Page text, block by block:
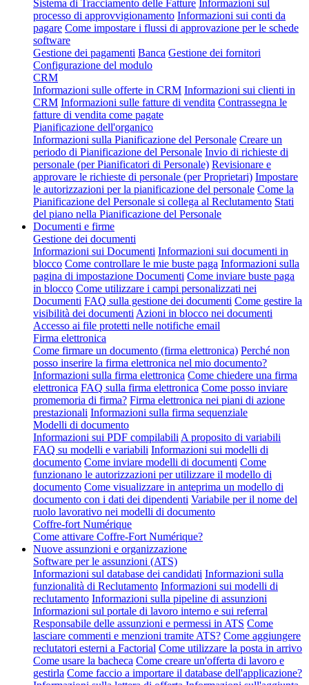
Sistema di Tracciamento delle Fatture Informazioni sul
processo di approvvigionamento Informazioni sui conti da
pagare Come impostare i flussi di approvazione per le schede
software
Gestione dei pagamenti Banca Gestione dei fornitori
Configurazione del modulo
CRM
Informazioni sulle offerte in CRM Informazioni sui clienti in
CRM Informazioni sulle fatture di vendita Contrassegna le
fatture di vendita come pagate
Pianificazione dell'organico
Informazioni sulla Pianificazione del Personale Creare un
periodo di Pianificazione del Personale Invio di richieste di
personale (per Pianificatori di Personale) Revisionare e
approvare le richieste di personale (per Proprietari) Impostare
le autorizzazioni per la pianificazione del personale Come la
Pianificazione del Personale si collega al Reclutamento Stati
del piano nella Pianificazione del Personale
Documenti e firme
Gestione dei documenti
Informazioni sui Documenti Informazioni sui documenti in
blocco Come controllare le mie buste paga Informazioni sulla
pagina di impostazione Documenti Come inviare buste paga
in blocco Come utilizzare i campi personalizzati nei
Documenti FAQ sulla gestione dei documenti Come gestire la
visibilità dei documenti Azioni in blocco nei documenti
Accesso ai file protetti nelle notifiche email
Firma elettronica
Come firmare un documento (firma elettronica) Perché non
posso inserire la firma elettronica nel mio documento?
Informazioni sulla firma elettronica Come chiedere una firma
elettronica FAQ sulla firma elettronica Come posso inviare
promemoria di firma? Firma elettronica nei piani di azione
prestazionali Informazioni sulla firma sequenziale
Modelli di documento
Informazioni sui PDF compilabili A proposito di variabili
FAQ su modelli e variabili Informazioni sui modelli di
documento Come inviare modelli di documenti Come
funzionano le autorizzazioni per utilizzare il modello di
documento Come visualizzare in anteprima un modello di
documento con i dati dei dipendenti Variabile per il nome del
ruolo lavorativo nei modelli di documento
Coffre-fort Numérique
Come attivare Coffre-Fort Numérique?
Nuove assunzioni e organizzazione
Software per le assunzioni (ATS)
Informazioni sul database dei candidati Informazioni sulla
funzionalità di Reclutamento Informazioni sui modelli di
reclutamento Informazioni sulla pipeline di assunzioni
Informazioni sul portale di lavoro interno e sui referral
Responsabile delle assunzioni e permessi in ATS Come
lasciare commenti e menzioni tramite ATS? Come aggiungere
reclutatori esterni a Factorial Come utilizzare la posta in arrivo
Come usare la bacheca Come creare un'offerta di lavoro e
gestirla Come faccio a importare il database dell'applicazione?